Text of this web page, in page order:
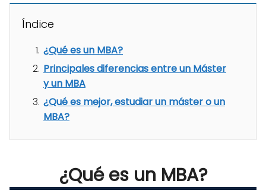
Índice
¿Qué es un MBA?
Principales diferencias entre un Máster
y un MBA
¿Qué es mejor, estudiar un máster o un
MBA?
¿Qué es un MBA?